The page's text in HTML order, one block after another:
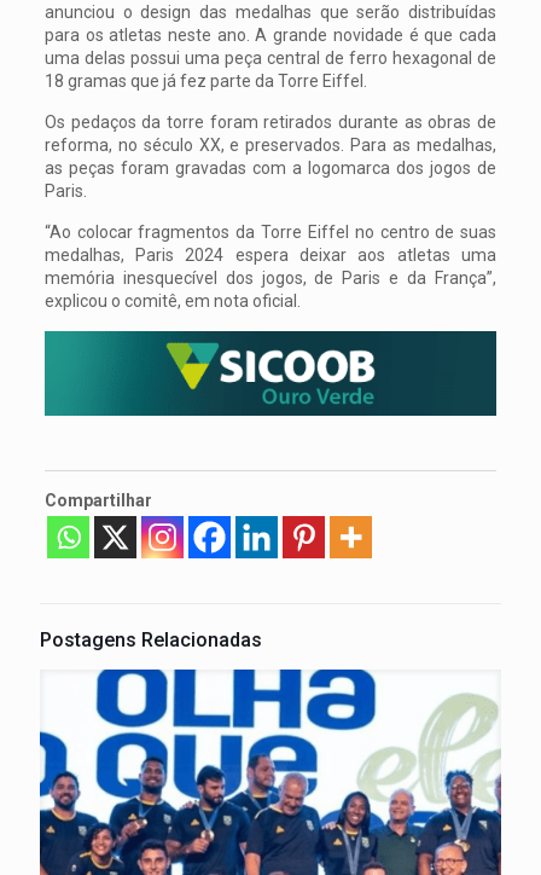
anunciou o design das medalhas que serão distribuídas
para os atletas neste ano. A grande novidade é que cada
uma delas possui uma peça central de ferro hexagonal de
18 gramas que já fez parte da Torre Eiffel.
Os pedaços da torre foram retirados durante as obras de
reforma, no século XX, e preservados. Para as medalhas,
as peças foram gravadas com a logomarca dos jogos de
Paris.
“Ao colocar fragmentos da Torre Eiffel no centro de suas
medalhas, Paris 2024 espera deixar aos atletas uma
memória inesquecível dos jogos, de Paris e da França”,
explicou o comitê, em nota oficial.
Compartilhar
Postagens Relacionadas